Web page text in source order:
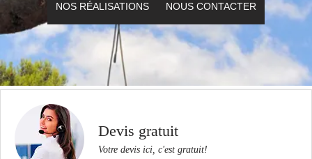
NOS RÉALISATIONS NOUS CONTACTER
Devis gratuit
Votre devis ici, c'est gratuit!